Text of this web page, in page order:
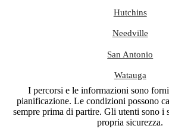
Hutchins
Needville
San Antonio
Watauga
I percorsi e le informazioni sono
pianificazione. Le condizioni possono
sempre prima di partire. Gli utenti sono i
propria sicurezza.